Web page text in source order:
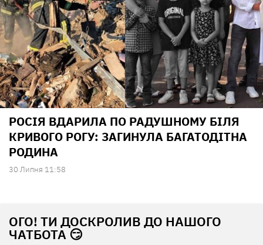
РОСІЯ ВДАРИЛА ПО РАДУШНОМУ БІЛЯ
КРИВОГО РОГУ: ЗАГИНУЛА БАГАТОДІТНА
РОДИНА
30 Липня 11:58
ОГО! ТИ ДОСКРОЛИВ ДО НАШОГО
ЧАТБОТА 😏